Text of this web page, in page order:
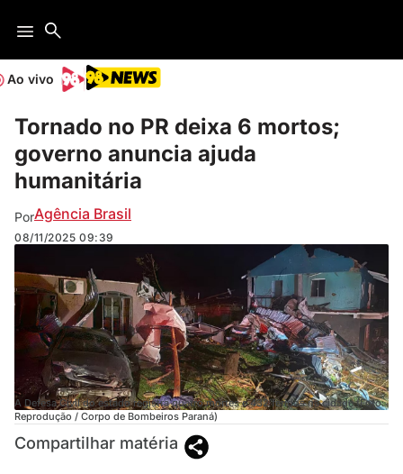
Ao vivo
Tornado no PR deixa 6 mortos;
governo anuncia ajuda
humanitária
PorAgência Brasil
08/11/2025 09:39
A Defesa Civil do estado registra quatro mortes e 432 feridos na cidade (Foto:
Reprodução / Corpo de Bombeiros Paraná)
Compartilhar matéria